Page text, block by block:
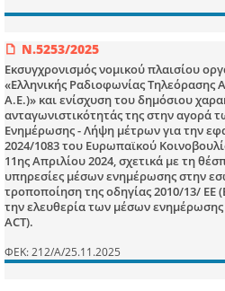
Ν.5253/2025
Εκσυγχρονισμός νομικού πλαισίου
«Ελληνικής Ραδιοφωνίας Τηλεόρασης
Α.Ε.)» και ενίσχυση του δημόσιου
ανταγωνιστικότητάς της στην αγορά
Ενημέρωσης - Λήψη μέτρων για την
2024/1083 του Ευρωπαϊκού
11ης Απριλίου 2024, σχετικά με τη
υπηρεσίες μέσων ενημέρωσης στην
τροποποίηση της οδηγίας 2010/13/ ΕΕ
την ελευθερία των μέσων ενημέρωσης
ACT).
ΦΕΚ: 212/Α/25.11.2025